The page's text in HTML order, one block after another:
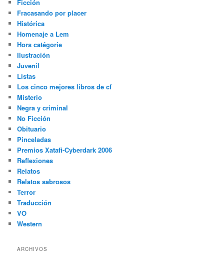
Ficción
Fracasando por placer
Histórica
Homenaje a Lem
Hors catégorie
Ilustración
Juvenil
Listas
Los cinco mejores libros de cf
Misterio
Negra y criminal
No Ficción
Obituario
Pinceladas
Premios Xatafi-Cyberdark 2006
Reflexiones
Relatos
Relatos sabrosos
Terror
Traducción
VO
Western
ARCHIVOS